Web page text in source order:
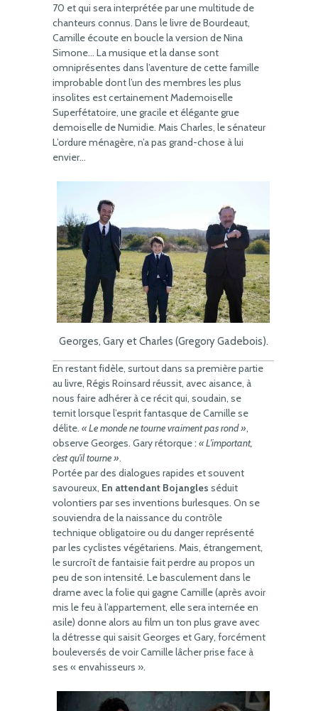
70 et qui sera interprétée par une multitude de
chanteurs connus. Dans le livre de Bourdeaut,
Camille écoute en boucle la version de Nina
Simone… La musique et la danse sont
omniprésentes dans l’aventure de cette famille
improbable dont l’un des membres les plus
insolites est certainement Mademoiselle
Superfétatoire, une gracile et élégante grue
demoiselle de Numidie. Mais Charles, le sénateur
L’ordure ménagère, n’a pas grand-chose à lui
envier…
Georges, Gary et Charles (Gregory Gadebois).
En restant fidèle, surtout dans sa première partie
au livre, Régis Roinsard réussit, avec aisance, à
nous faire adhérer à ce récit qui, soudain, se
ternit lorsque l’esprit fantasque de Camille se
délite. « Le monde ne tourne vraiment pas rond »,
observe Georges. Gary rétorque : « L’important,
c’est qu’il tourne ».
Portée par des dialogues rapides et souvent
savoureux, En attendant Bojangles séduit
volontiers par ses inventions burlesques. On se
souviendra de la naissance du contrôle
technique obligatoire ou du danger représenté
par les cyclistes végétariens. Mais, étrangement,
le surcroît de fantaisie fait perdre au propos un
peu de son intensité. Le basculement dans le
drame avec la folie qui gagne Camille (après avoir
mis le feu à l’appartement, elle sera internée en
asile) donne alors au film un ton plus grave avec
la détresse qui saisit Georges et Gary, forcément
bouleversés de voir Camille lâcher prise face à
ses « envahisseurs ».